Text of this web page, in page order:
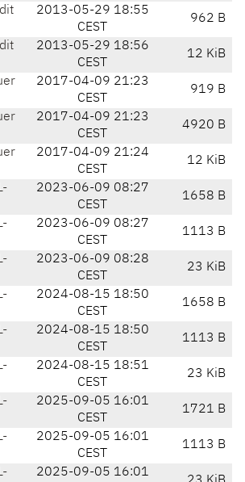
2013-05-29 18:55
CEST
962 B
2013-05-29 18:56
CEST
12 KiB
2017-04-09 21:23
CEST
919 B
2017-04-09 21:23
CEST
4920 B
2017-04-09 21:24
CEST
12 KiB
2023-06-09 08:27
CEST
1658 B
2023-06-09 08:27
CEST
1113 B
2023-06-09 08:28
CEST
23 KiB
2024-08-15 18:50
CEST
1658 B
2024-08-15 18:50
CEST
1113 B
2024-08-15 18:51
CEST
23 KiB
2025-09-05 16:01
CEST
1721 B
2025-09-05 16:01
CEST
1113 B
2025-09-05 16:01